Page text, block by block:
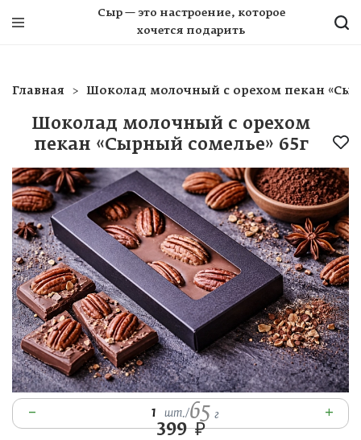
Сыр — это настроение, которое
хочется подарить
Главная Шоколад молочный с орехом пекан
Шоколад молочный с орехом
пекан «Сырный сомелье» 65г
– 1 шт. /65 г +
399₽